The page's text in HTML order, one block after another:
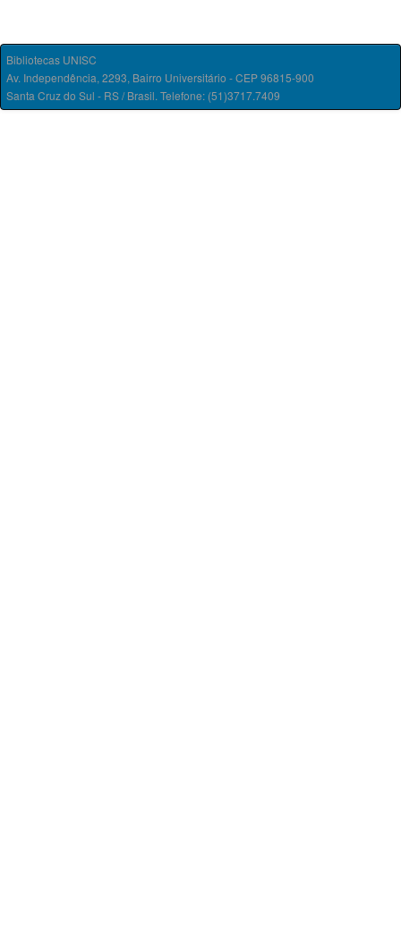
Bibliotecas UNISC
Av. Independência, 2293, Bairro Universitário - CEP 96815-900
Santa Cruz do Sul - RS / Brasil. Telefone: (51)3717.7409